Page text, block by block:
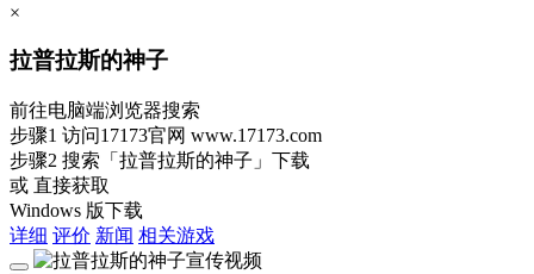
×
拉普拉斯的神子
前往电脑端浏览器搜索
步骤1 访问17173官网 www.17173.com
步骤2 搜索 「拉普拉斯的神子」 下载
或 直接获取
Windows 版下载
详细 评价 新闻 相关游戏